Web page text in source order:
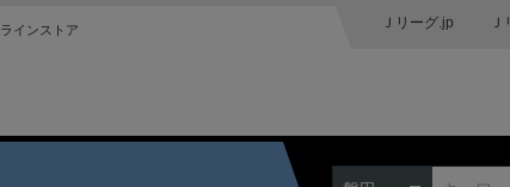
インストア Ｊリーグ.jp